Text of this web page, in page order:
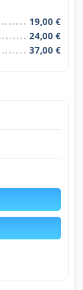
19,00 €
24,00 €
37,00 €